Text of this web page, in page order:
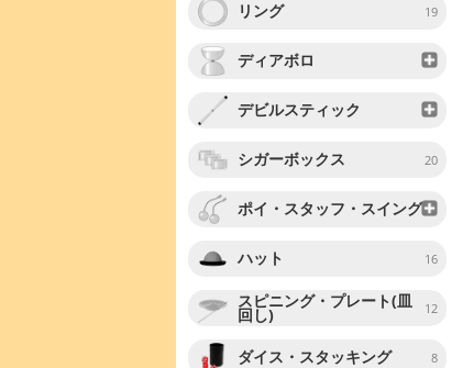
リング 19
ディアボロ
デビルスティック
シガーボックス 20
ポイ・スタッフ・スイング
ハット 16
スピニング・プレート(皿
回し) 12
ダイス・スタッキング 8